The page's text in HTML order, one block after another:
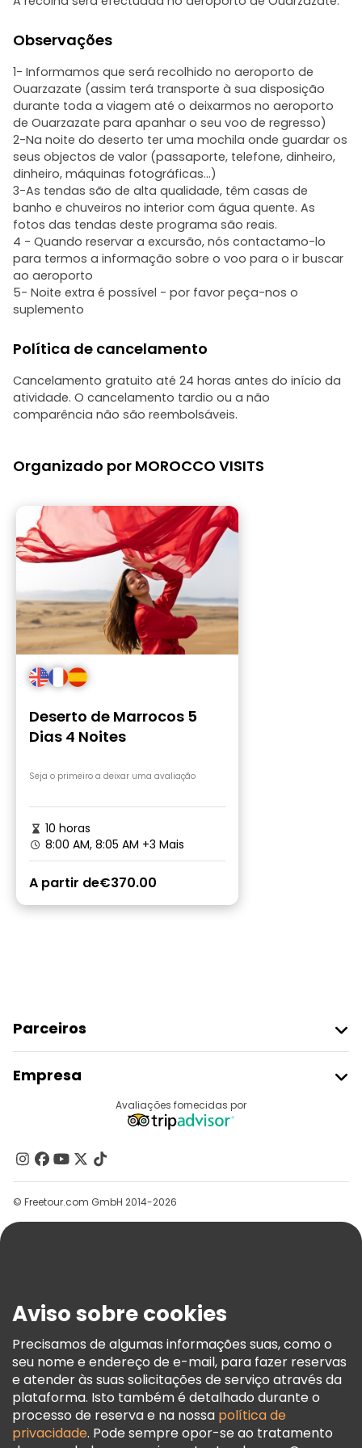
Observações
1- Informamos que será recolhido no aeroporto de
Ouarzazate (assim terá transporte à sua disposição
durante toda a viagem até o deixarmos no aeroporto
de Ouarzazate para apanhar o seu voo de regresso)
2-Na noite do deserto ter uma mochila onde guardar os
seus objectos de valor (passaporte, telefone, dinheiro,
dinheiro, máquinas fotográficas...)
3-As tendas são de alta qualidade, têm casas de
banho e chuveiros no interior com água quente. As
fotos das tendas deste programa são reais.
4 - Quando reservar a excursão, nós contactamo-lo
para termos a informação sobre o voo para o ir buscar
ao aeroporto
5- Noite extra é possível - por favor peça-nos o
suplemento
Política de cancelamento
Cancelamento gratuito até 24 horas antes do início da
atividade. O cancelamento tardio ou a não
comparência não são reembolsáveis.
Organizado por MOROCCO VISITS
Deserto de Marrocos 5
Dias 4 Noites
Seja o primeiro a deixar uma avaliação
10 horas
8:00 AM, 8:05 AM +3 Mais
A partir de€370.00
Parceiros
Registo Do Fornecedor
Programa De Afiliados
Empresa
Contacte-Nos
Grupos
Ajuda
Termos E Informações Legais
Política De Cookies
Freetour Prémios
Programa De Fidelidade
Avaliações fornecidas por
© Freetour.com GmbH 2014-2026
Aviso sobre cookies
Precisamos de algumas informações suas, como o
seu nome e endereço de e-mail, para fazer reservas
e atender às suas solicitações de serviço através da
plataforma. Isto também é detalhado durante o
processo de reserva e na nossa política de
privacidade. Pode sempre opor-se ao tratamento